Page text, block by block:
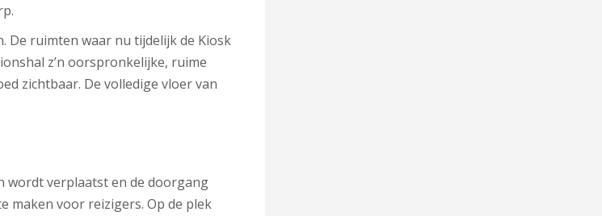
De ruimten waar nu tijdelijk de Kiosk
z’n oorspronkelijke, ruime
zichtbaar. De volledige vloer van
wordt verplaatst en de doorgang
maken voor reizigers. Op de plek